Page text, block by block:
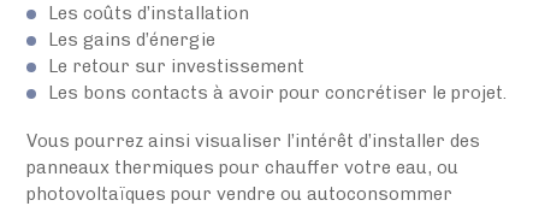
Les coûts d’installation
Les gains d’énergie
Le retour sur investissement
Les bons contacts à avoir pour concrétiser le projet.
Vous pourrez ainsi visualiser l’intérêt d’installer des
panneaux thermiques pour chauffer votre eau, ou
photovoltaïques pour vendre ou autoconsommer